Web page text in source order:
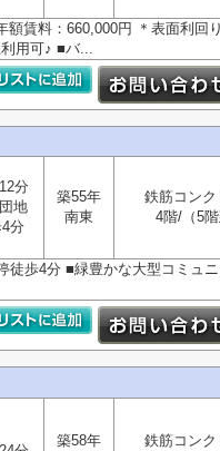
賃料：660,000円 ＊表面利回
用可♪ ■バ...
分
地
分
築55年
南東
鉄筋コンク
4階/（5階
徒歩4分 ■緑豊かな大型コミュ
築58年
鉄筋コンク